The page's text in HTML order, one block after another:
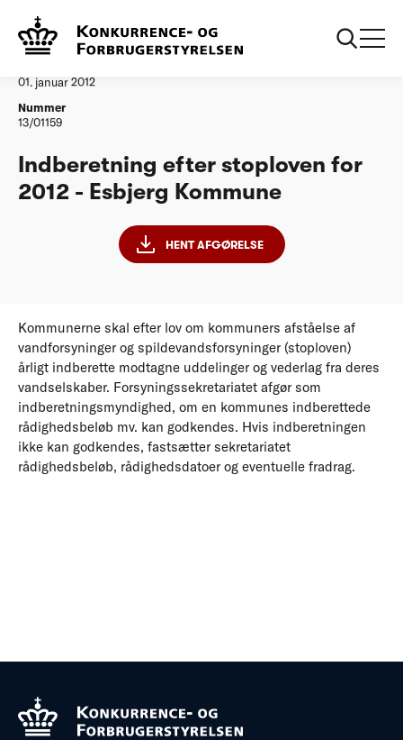
Vandtilsyn
01. januar 2012
Nummer
13/01159
Indberetning efter stoploven for
2012 - Esbjerg Kommune
HENT AFGØRELSE
Kommunerne skal efter lov om kommuners afståelse af
vandforsyninger og spildevandsforsyninger (stoploven)
årligt indberette modtagne uddelinger og vederlag fra deres
vandselskaber. Forsyningssekretariatet afgør som
indberetningsmyndighed, om en kommunes indberettede
rådighedsbeløb mv. kan godkendes. Hvis indberetningen
ikke kan godkendes, fastsætter sekretariatet
rådighedsbeløb, rådighedsdatoer og eventuelle fradrag.